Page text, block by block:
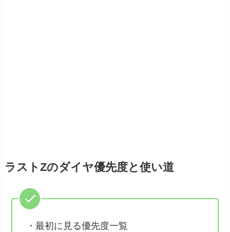
ラストZのダイヤ優先度と使い道
・最初に見る優先度一覧